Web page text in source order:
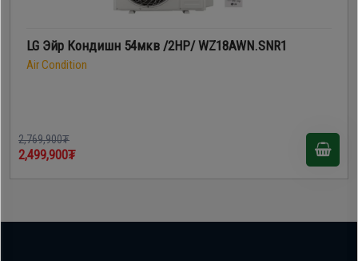
LG Эйр Кондишн 54мкв /2HP/ WZ18AWN.SNR1
Air Condition
2,769,900₮
2,499,900₮